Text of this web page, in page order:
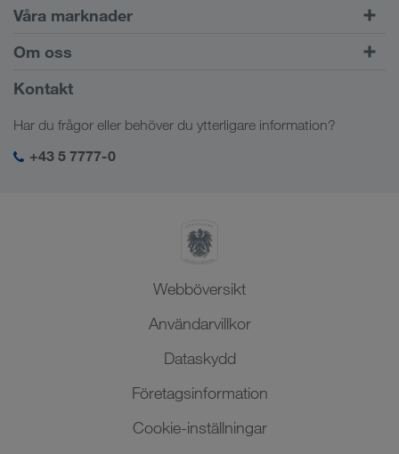
Vägtransport
Kundportalen CONNECT
Digitala lösningar
Branschlösningar
Våra marknader
Europa
Kaukasus
Centralasien
Mellanöstern
Om oss
Företagsinformation
Socialt ansvar
SHEQ-management
Kontakt
Har du frågor eller behöver du ytterligare information?
+43 5 7777-0
Webböversikt
Användarvillkor
Dataskydd
Företagsinformation
Cookie-inställningar